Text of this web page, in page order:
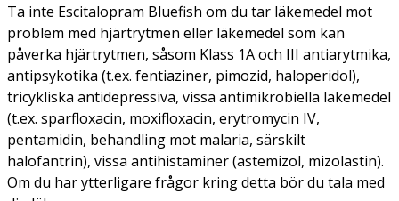
Ta inte Escitalopram Bluefish om du tar läkemedel mot
problem med hjärtrytmen eller läkemedel som kan
påverka hjärtrytmen, såsom Klass 1A och III antiarytmika,
antipsykotika (t.ex. fentiaziner, pimozid, haloperidol),
tricykliska antidepressiva, vissa antimikrobiella läkemedel
(t.ex. sparfloxacin, moxifloxacin, erytromycin IV,
pentamidin, behandling mot malaria, särskilt
halofantrin), vissa antihistaminer (astemizol, mizolastin).
Om du har ytterligare frågor kring detta bör du tala med